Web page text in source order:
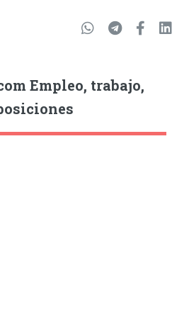
Empleo, trabajo,